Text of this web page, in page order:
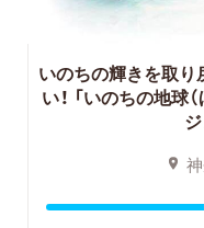
いのちの輝きを取り
い！ 「いのちの地球